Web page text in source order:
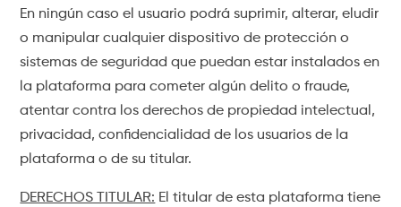
En ningún caso el usuario podrá suprimir, alterar, eludir
o manipular cualquier dispositivo de protección o
sistemas de seguridad que puedan estar instalados en
la plataforma para cometer algún delito o fraude,
atentar contra los derechos de propiedad intelectual,
privacidad, confidencialidad de los usuarios de la
plataforma o de su titular.
DERECHOS TITULAR: El titular de esta plataforma tiene